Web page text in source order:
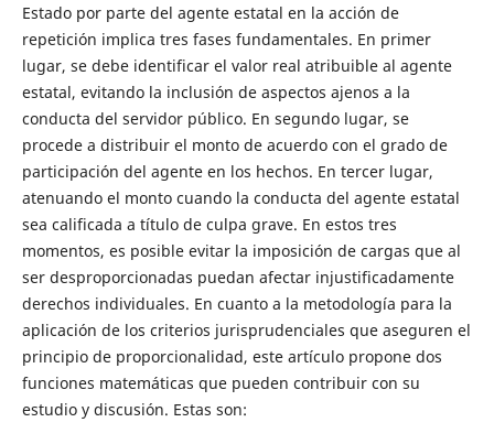
Estado por parte del agente estatal en la acción de
repetición implica tres fases fundamentales. En primer
lugar, se debe identificar el valor real atribuible al agente
estatal, evitando la inclusión de aspectos ajenos a la
conducta del servidor público. En segundo lugar, se
procede a distribuir el monto de acuerdo con el grado de
participación del agente en los hechos. En tercer lugar,
atenuando el monto cuando la conducta del agente estatal
sea calificada a título de culpa grave. En estos tres
momentos, es posible evitar la imposición de cargas que al
ser desproporcionadas puedan afectar injustificadamente
derechos individuales. En cuanto a la metodología para la
aplicación de los criterios jurisprudenciales que aseguren el
principio de proporcionalidad, este artículo propone dos
funciones matemáticas que pueden contribuir con su
estudio y discusión. Estas son: